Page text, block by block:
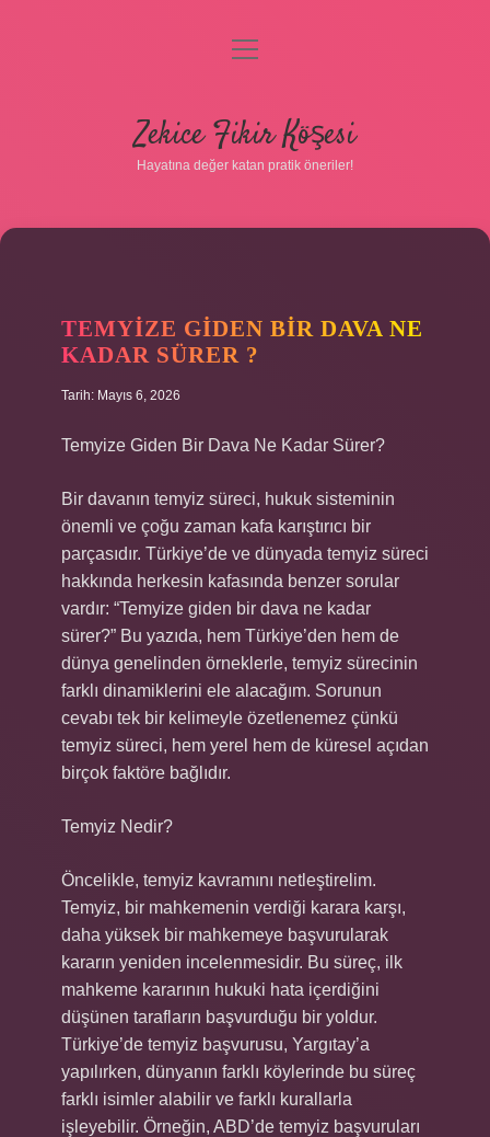
Gizlilik Politikası
Yasal Uyarı
menüyü
Zekice Fikir Köşesi
Hayatına değer katan pratik öneriler!
TEMYIZE GIDEN BIR DAVA NE
KADAR SÜRER ?
Tarih: Mayıs 6, 2026
Temyize Giden Bir Dava Ne Kadar Sürer?
Bir davanın temyiz süreci, hukuk sisteminin
önemli ve çoğu zaman kafa karıştırıcı bir
parçasıdır. Türkiye’de ve dünyada temyiz süreci
hakkında herkesin kafasında benzer sorular
vardır: “Temyize giden bir dava ne kadar
sürer?” Bu yazıda, hem Türkiye’den hem de
dünya genelinden örneklerle, temyiz sürecinin
farklı dinamiklerini ele alacağım. Sorunun
cevabı tek bir kelimeyle özetlenemez çünkü
temyiz süreci, hem yerel hem de küresel açıdan
birçok faktöre bağlıdır.
Temyiz Nedir?
Öncelikle, temyiz kavramını netleştirelim.
Temyiz, bir mahkemenin verdiği karara karşı,
daha yüksek bir mahkemeye başvurularak
kararın yeniden incelenmesidir. Bu süreç, ilk
mahkeme kararının hukuki hata içerdiğini
düşünen tarafların başvurduğu bir yoldur.
Türkiye’de temyiz başvurusu, Yargıtay’a
yapılırken, dünyanın farklı köylerinde bu süreç
farklı isimler alabilir ve farklı kurallarla
işleyebilir. Örneğin, ABD’de temyiz başvuruları